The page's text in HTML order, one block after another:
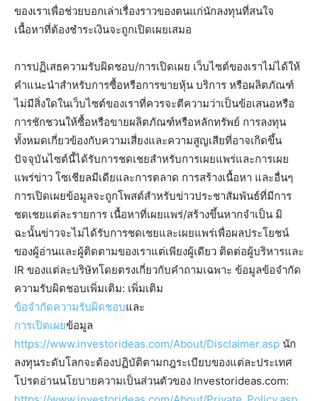
ของเราเพื่อช่วยบอกเล่าเรื่องราวของตนแก่นักลงทุนที่สนใจ
เนื้อหาที่ต้องชำระเงินจะถูกเปิดเผยเสมอ
การปฏิเสธความรับผิดชอบ/การเปิดเผย เว็บไซต์ของเราไม่ได้ให้
คำแนะนำสำหรับการซื้อหรือการขายหุ้น บริการ หรือผลิตภัณฑ์
ไม่มีสิ่งใดในเว็บไซต์ของเราที่ควรจะตีความว่าเป็นข้อเสนอหรือ
การชักชวนให้ซื้อหรือขายผลิตภัณฑ์หรือหลักทรัพย์ การลงทุน
ทั้งหมดเกี่ยวข้องกับความเสี่ยงและความสูญเสียที่อาจเกิดขึ้น
ปัจจุบันไซต์นี้ได้รับการชดเชยสำหรับการเผยแพร่และการเผย
แพร่ข่าว โซเชียลมีเดียและการตลาด การสร้างเนื้อหา และอื่นๆ
การเปิดเผยข้อมูลจะถูกโพสต์สำหรับข่าวประชาสัมพันธ์ที่มีการ
ชดเชยแต่ละรายการ เนื้อหาที่เผยแพร่/สร้างขึ้นหากจำเป็น มิ
ฉะนั้นข่าวจะไม่ได้รับการชดเชยและเผยแพร่เพื่อผลประโยชน์
ของผู้อ่านและผู้ติดตามของเราแต่เพียงผู้เดียว ติดต่อผู้บริหารและ
IR ของแต่ละบริษัทโดยตรงเกี่ยวกับคำถามเฉพาะ ข้อมูลข้อจำกัด
ความรับผิดชอบเพิ่มเติม: เพิ่มเติม
ข้อจำกัดความรับผิดชอบและ
การเปิดเผยข้อมูล
https://www.investorideas.com/About/Disclaimer.asp นัก
ลงทุนระดับโลกจะต้องปฏิบัติตามกฎระเบียบของแต่ละประเทศ
โปรดอ่านนโยบายความเป็นส่วนตัวของ Investorideas.com: